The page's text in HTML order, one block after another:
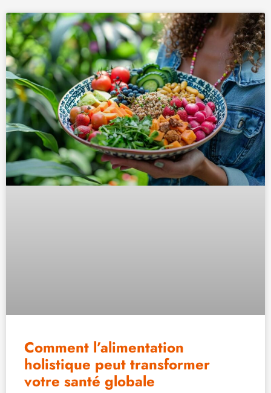
Comment l’alimentation
holistique peut transformer
votre santé globale